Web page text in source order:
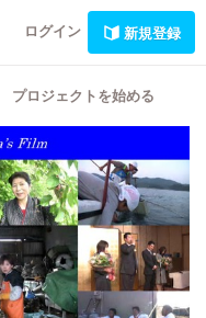
ログイン 新規登録
プロジェクトを始める